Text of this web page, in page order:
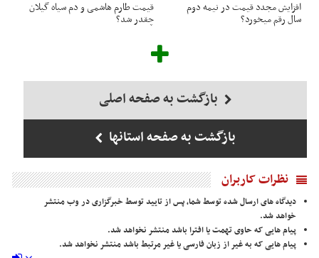
افزایش مجدد قیمت در نیمه دوم
سال رقم میخورد؟
قیمت طارم هاشمی و دم سیاه گیلان
چقدر شد؟
بازگشت به صفحه اصلی
بازگشت به صفحه استانها
نظرات کاربران
دیدگاه های ارسال شده توسط شما، پس از تایید توسط خبرگزاری در وب منتشر
خواهد شد.
پیام هایی که حاوی تهمت یا افترا باشد منتشر نخواهد شد.
پیام هایی که به غیر از زبان فارسی یا غیر مرتبط باشد منتشر نخواهد شد.